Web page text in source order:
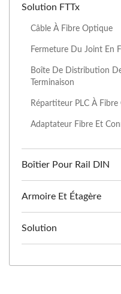
Solution FTTx
Câble À Fibre Optique
Fermeture Du Joint En
Boîte De Distribution
Terminaison
Répartiteur PLC À
Adaptateur Fibre Et
Boîtier Pour Rail DIN
Armoire Et Étagère
Solution